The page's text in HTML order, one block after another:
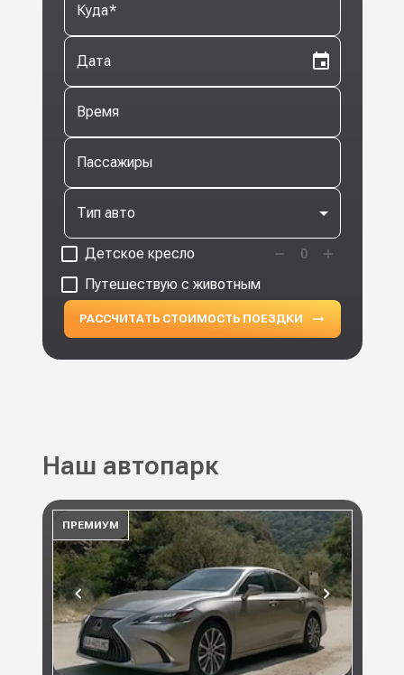
Куда*
Дата
Время
Пассажиры
Тип авто
Детское кресло 0
Путешествую с животным
РАССЧИТАТЬ СТОИМОСТЬ ПОЕЗДКИ
Наш автопарк
ПРЕМИУМ